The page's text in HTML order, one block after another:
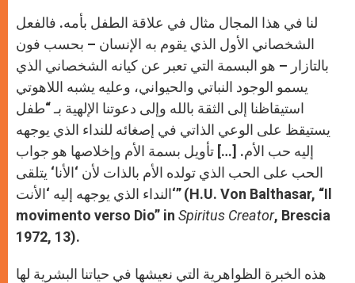
لنا في هذا المجال مثال في علاقة الطفل بأمه. فالفعل
الشخصاني الأول الذي يقوم به الإنسان – بحسب فون
بالتازار – هو البسمة التي تعبر عن كيانه الشخصاني الذي
يسمو الوجود النباتي والحيواني، وعليه يشبه اللاهوتي
استيقاظنا إلى الثقة بالله وإلى دعوتنا الإلهية بـ “طفل
يستيقظ على الوعي الذاتي في إصغائه للنداء الذي يوجهه
إليه حب الأم. […] تأويل بسمة الأم وإخلاصها هو جواب
الحب على الحب الذي تولده الأم بالذات لأن ‘الأنا‘ يتلقى
النداء الذي يوجهه إليه ‘الأنت‘” (H.U. Von Balthasar, “Il
movimento verso Dio” in Spiritus Creator, Brescia
1972, 13).
هذه الخبرة الظواهرية التي نعيشها في حياتنا البشرية لها